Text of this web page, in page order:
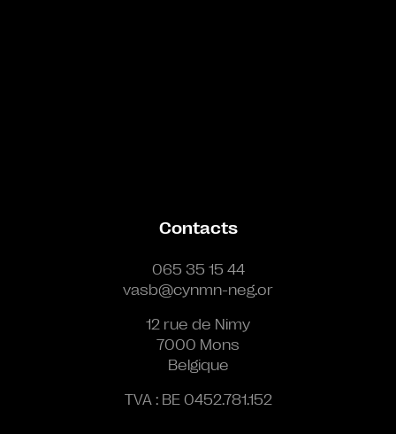
Contacts
065 35 15 44
vasb@cynmn-neg.or
12 rue de Nimy
7000 Mons
Belgique
TVA : BE 0452.781.152